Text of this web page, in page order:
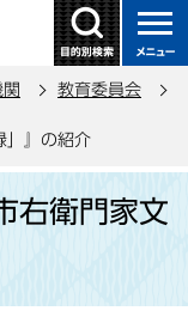
教育委員会
」』の紹介
右衛門家文